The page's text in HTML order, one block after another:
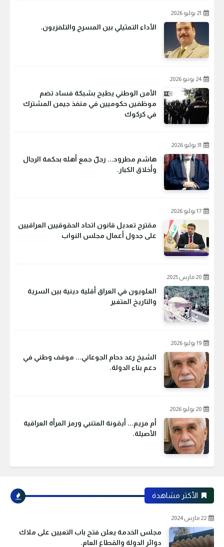
21 يوليو 2026
الأداء التمثيلي بين المسرح والتلفزيون.
24 يونيو 2026
الأمن الوطني يطيح بشبكة فساد تضم
موظفين حكوميين في منفذ جيمن المشترك
في كركوك
31 يوليو 2026
هاشم مطرود... رجلٌ جمع أهله بحكمة الرجال
وأخلاق الكبار.
17 يوليو 2026
مقترح تعديل قانون اتحاد الحقوقيين العراقيين
على جدول أعمال مجلس النواب
20 مارس 2025
العلويون في العراق أقلية دينية بين السرية
والتاريخ المتغير
19 يوليو 2026
الشيخ رعد دحام الجوعاني... موقف وطني في
دعم بناء الدولة.
20 يوليو 2026
أم مريم... أيقونة المتنبي ورمز المرأة العراقية
الأصيلة.
الأكثر مشاهدة
22 مارس 2024
مجلس الخدمة يعلن فتح باب التعيين على ملاك
دوائر الدولة والقطاع العام.